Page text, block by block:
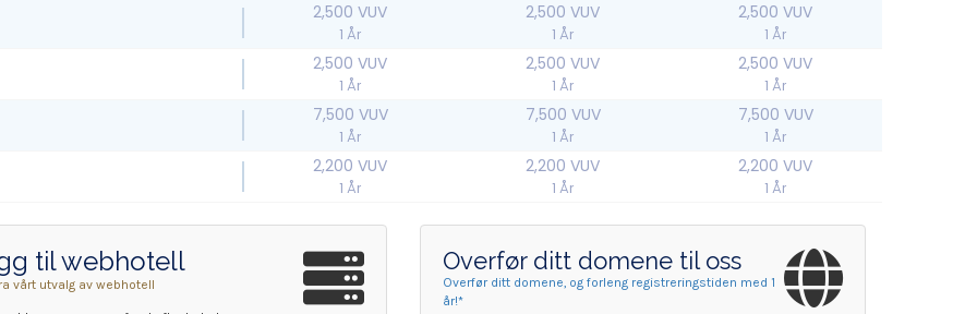
2,500 VUV
1 År
2,500 VUV
1 År
2,500 VUV
1 År
2,500 VUV
1 År
2,500 VUV
1 År
2,500 VUV
1 År
7,500 VUV
1 År
7,500 VUV
1 År
7,500 VUV
1 År
2,200 VUV
1 År
2,200 VUV
1 År
2,200 VUV
1 År
til webhotell
vårt utvalg av webhotell
Overfør ditt domene til oss
Overfør ditt domene, og forleng registreringstiden med 1
år!*